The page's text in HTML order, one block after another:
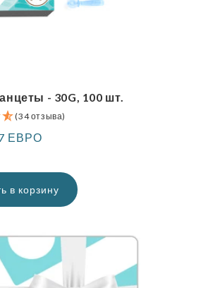
- 30G, 100 шт.
(34 отзыва)
ЕВРО
в корзину